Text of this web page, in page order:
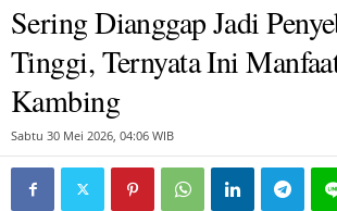
Sering Dianggap Jadi
Tinggi, Ternyata Ini
Kambing
Sabtu 30 Mei 2026, 04:06 WIB